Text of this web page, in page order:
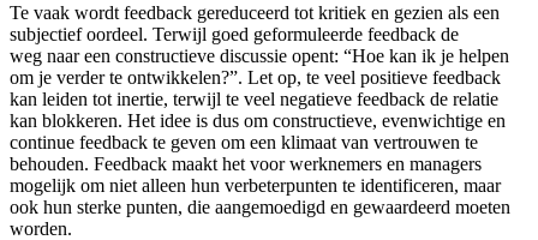
Te vaak wordt feedback gereduceerd tot kritiek en gezien als een
subjectief oordeel. Terwijl goed geformuleerde feedback de
weg naar een constructieve discussie opent: “Hoe kan ik je helpen
om je verder te ontwikkelen?”. Let op, te veel positieve feedback
kan leiden tot inertie, terwijl te veel negatieve feedback de relatie
kan blokkeren. Het idee is dus om constructieve, evenwichtige en
continue feedback te geven om een klimaat van vertrouwen te
behouden. Feedback maakt het voor werknemers en managers
mogelijk om niet alleen hun verbeterpunten te identificeren, maar
ook hun sterke punten, die aangemoedigd en gewaardeerd moeten
worden.